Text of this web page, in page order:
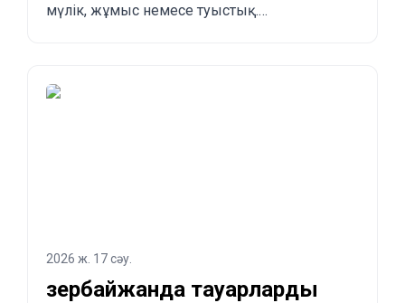
мүлік, жұмыс немесе туыстық.
2026 ж. 17 сәу.
Әзербайжанда тауарларды